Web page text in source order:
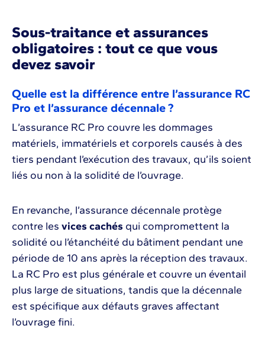
Sous-traitance et assurances
obligatoires : tout ce que vous
devez savoir
Quelle est la différence entre l’assurance RC
Pro et l’assurance décennale ?
L’assurance RC Pro couvre les dommages
matériels, immatériels et corporels causés à des
tiers pendant l’exécution des travaux, qu’ils soient
liés ou non à la solidité de l’ouvrage.
En revanche, l’assurance décennale protège
contre les vices cachés qui compromettent la
solidité ou l’étanchéité du bâtiment pendant une
période de 10 ans après la réception des travaux.
La RC Pro est plus générale et couvre un éventail
plus large de situations, tandis que la décennale
est spécifique aux défauts graves affectant
l’ouvrage fini.